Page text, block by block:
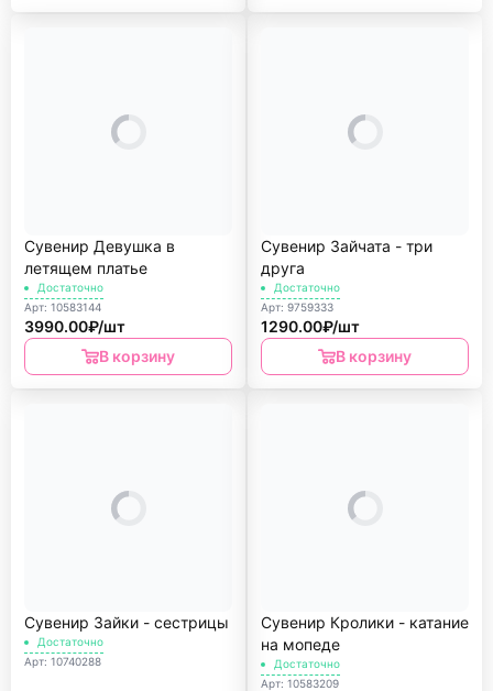
Сувенир Девушка в
летящем платье
Достаточно
Арт: 10583144
3990.00₽/шт
В корзину
Сувенир Зайчата - три
друга
Достаточно
Арт: 9759333
1290.00₽/шт
В корзину
Сувенир Зайки - сестрицы
Достаточно
Арт: 10740288
Сувенир Кролики - катание
на мопеде
Достаточно
Арт: 10583209